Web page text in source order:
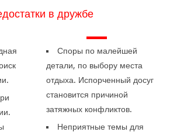
в дружбе
—
Споры по малейшей
детали, по выбору места
отдыха. Испорченный досуг
становится причиной
затяжных конфликтов.
Неприятные темы для